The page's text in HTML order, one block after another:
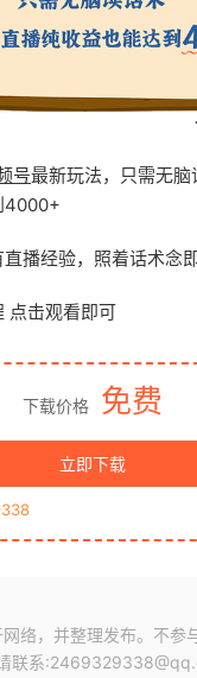
号最新玩法，只需无
4000+
播经验，照着话术念即
点击观看即可
下载价格 免费
立即下载
络，并整理发布。不参
联系